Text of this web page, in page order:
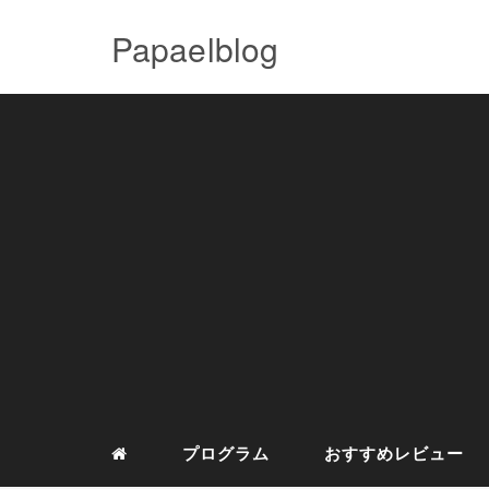
Papaelblog
プログラム おすすめレビュー